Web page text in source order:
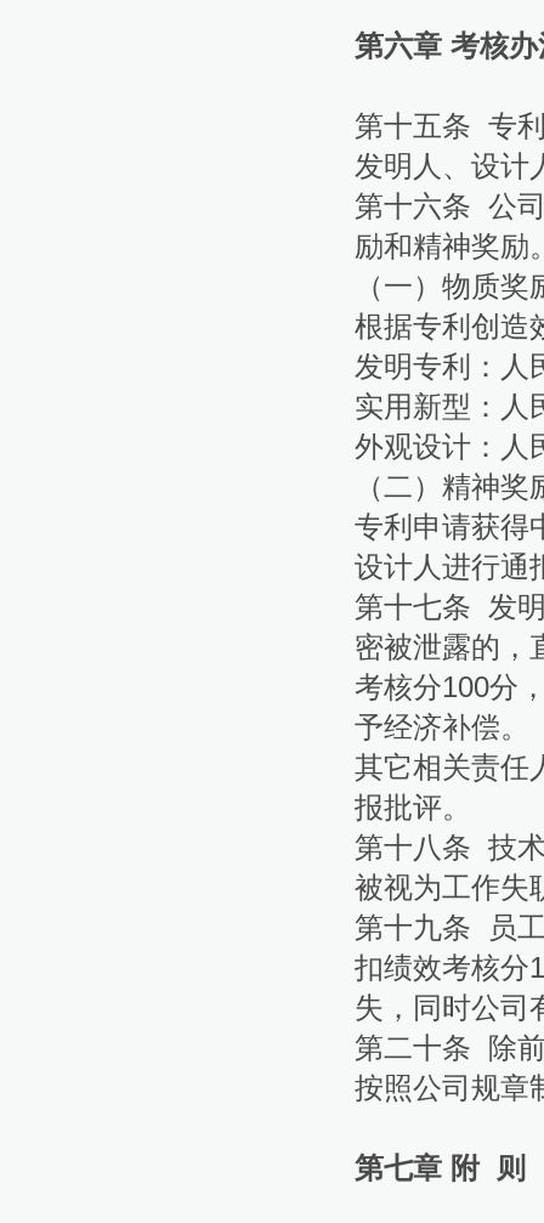
第六章 考核办
第十五条 专
发明人、设计
第十六条 公
励和精神奖励
（一）物质奖
根据专利创造
发明专利：人
实用新型：人
外观设计：人
（二）精神奖
专利申请获得
设计人进行通
第十七条 发
密被泄露的，
考核分100分
予经济补偿。
其它相关责任
报批评。
第十八条 技
被视为工作失
第十九条 员
扣绩效考核分
失，同时公司
第二十条 除
按照公司规章
第七章 附 则